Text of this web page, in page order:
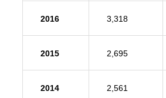
2016 3,318
2015 2,695
2014 2,561